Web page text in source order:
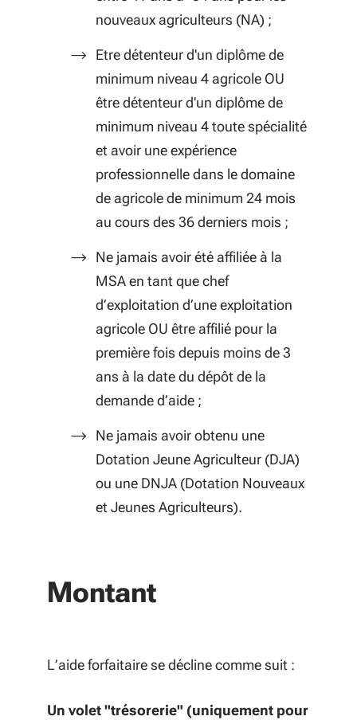
nouveaux agriculteurs (NA) ;
Etre détenteur d'un diplôme de
minimum niveau 4 agricole OU
être détenteur d'un diplôme de
minimum niveau 4 toute spécialité
et avoir une expérience
professionnelle dans le domaine
de agricole de minimum 24 mois
au cours des 36 derniers mois ;
Ne jamais avoir été affiliée à la
MSA en tant que chef
d’exploitation d’une exploitation
agricole OU être affilié pour la
première fois depuis moins de 3
ans à la date du dépôt de la
demande d’aide ;
Ne jamais avoir obtenu une
Dotation Jeune Agriculteur (DJA)
ou une DNJA (Dotation Nouveaux
et Jeunes Agriculteurs).
Montant
L’aide forfaitaire se décline comme suit :
Un volet "trésorerie" (uniquement pour